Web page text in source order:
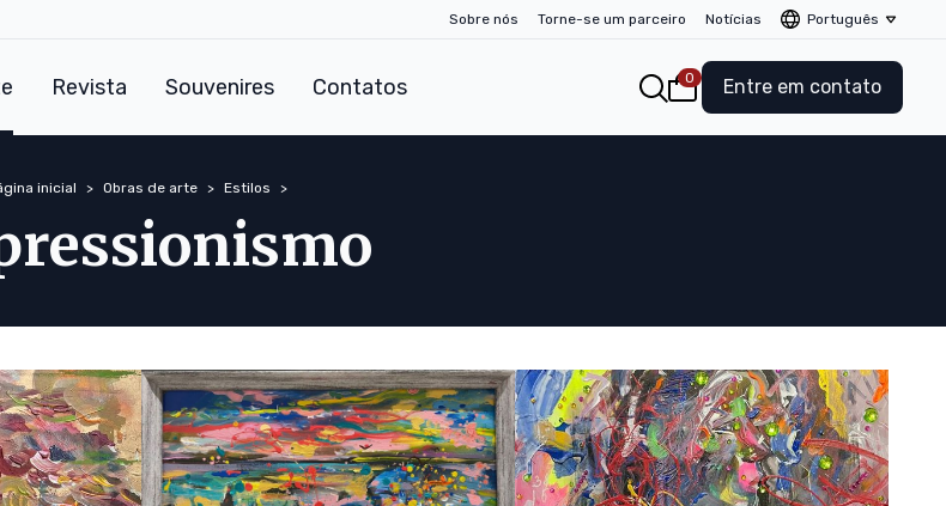
Sobre nós Torne-se um parceiro Notícias Português
Revista Souvenires Contatos 0 Entre em contato
inicial Obras de arte Estilos